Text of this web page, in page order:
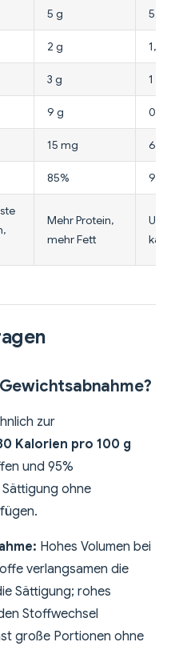
5 g 5 g
2 g 1,5 g
3 g 1 g
9 g 0,5 g
15 mg 6 mg
85% 94%
Mehr Protein,
mehr Fett
zur
Kalorien pro 100 g
und 95%
ohne
Hohes Volumen bei
verlangsamen die
Sättigung; rohes
Stoffwechsel
große Portionen ohne